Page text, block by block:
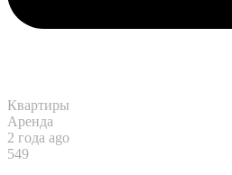
Квартиры
Аренда
2 года ago
549